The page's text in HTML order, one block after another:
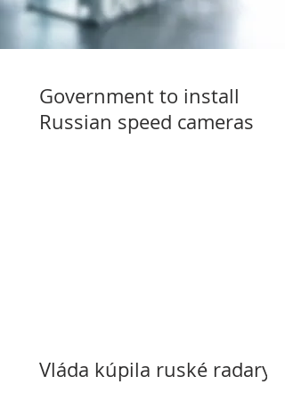
Government to install
Russian speed cameras
Vláda kúpila ruské radary